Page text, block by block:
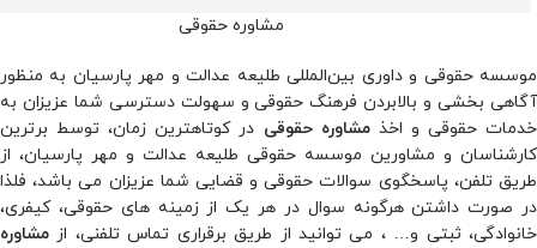
مشاوره حقوقی
موسسه حقوقی و داوری بین‌المللی طلیعه عدالت و مهر پارسیان به منظور
آگاهی بخشی و بالابردن فرهنگ حقوقی و سهولت دسترسی شما عزیزان به
خدمات حقوقی و اخذمشاوره حقوقی در کوتاهترین زمان، توسط برترین
کارشناسان و مشاورین موسسه حقوقی طلیعه عدالت و مهر پارسیان، از
طریق تلفن، پاسخگوی سوالات حقوقی و قضایی شما عزیزان می باشد، فلذا
در صورت داشتن هرگونه سوال در هر یک از زمینه های حقوقی، کیفری،
خانوادگی، ثبتی و… ، می توانید از طریق برقراری تماس تلفنی، از مشاوره